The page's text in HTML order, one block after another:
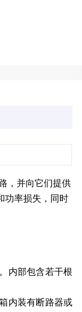
，并向它们提供
功率损失，同时
内部包含若干根
内装有断路器或